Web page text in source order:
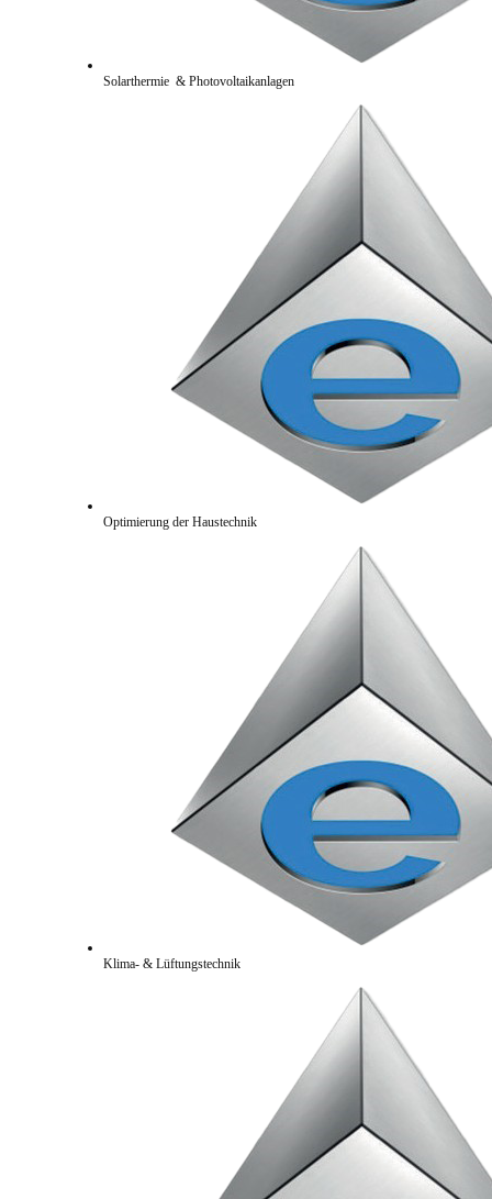
Solarthermie & Photovoltaikanlagen
Optimierung der Haustechnik
Klima- & Lüftungstechnik